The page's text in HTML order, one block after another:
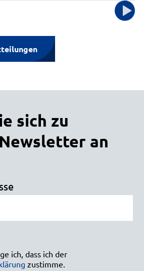
Zimmer 24
sich zu
an
ich, dass ich der
zustimme.